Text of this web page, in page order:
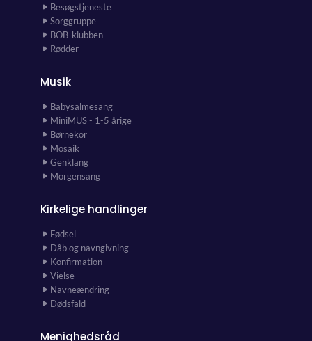
Besøgstjeneste
Sorggruppe
BOB-klubben
Rødder
Musik
Babysalmesang
MiniMUS - 1-5 årige
Børnekor
Mosaik
Genklang
Morgensang
Kirkelige handlinger
Fødsel
Dåb og navngivning
Konfirmation
Vielse
Navneændring
Dødsfald
Menighedsråd